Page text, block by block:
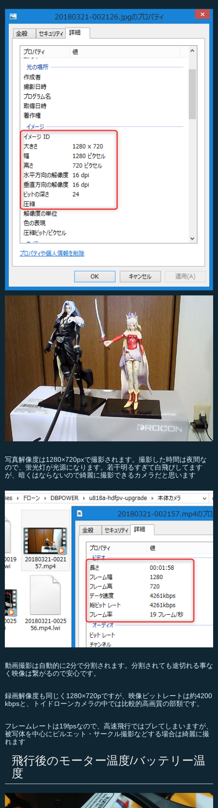
写真解像度は1280×720pxで撮影されます。撮影した時間は夜間な
ので、蛍光灯が光源になります。若干明るすぎて白飛びしてます
が、暗くはならないので綺麗に撮影できるカメラだと思います
動画撮影は自動的に2分で分割されます。分割されても途切れる事な
く映像は繋がるので安心です。
録画解像度も同じく1280×720pですが、映像ビットレートは約4200
kbpsと、トイドローンカメラの中では比較的高画質の部類です。
フレームレートは19fpsなので、高速飛行ではブレてしまいますが、
被写体を中心にピルエット・サークル撮影などする場合は綺麗に撮
れます
飛行後のモーター温度/バッテリー温
度